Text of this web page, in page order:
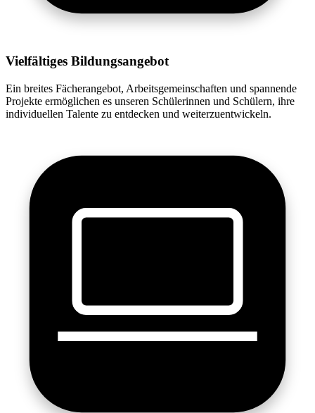
Vielfältiges Bildungsangebot
Ein breites Fächerangebot, Arbeitsgemeinschaften und spannende
Projekte ermöglichen es unseren Schülerinnen und Schülern, ihre
individuellen Talente zu entdecken und weiterzuentwickeln.